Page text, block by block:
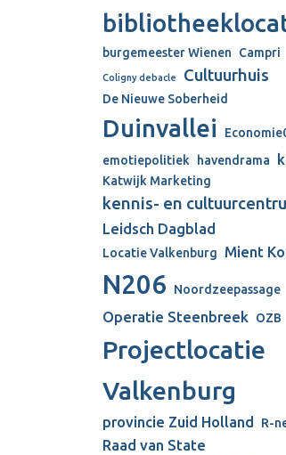
burgemeester Wienen Campri
Coligny debacle Cultuurhuis
De Nieuwe Soberheid
Duinvallei
emotiepolitiek
havendrama
Katwijk Marketing
kennis- en
Leidsch Dagblad
Locatie Valkenburg Mient
N206 Noordzeepassage
Operatie Steenbreek OZB
Projectlocatie
Valkenburg
provincie Zuid Holland R-
Raad van State